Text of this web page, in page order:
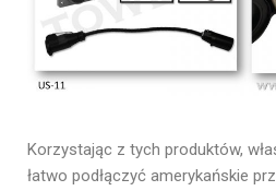
Korzystając z tych produktów,
łatwo podłączyć amerykańskie